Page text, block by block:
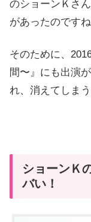
のショーンＫさ
があったのですね
そのために、
間〜』にも出演
れ、消えてしま
ショーンＫ
バい！